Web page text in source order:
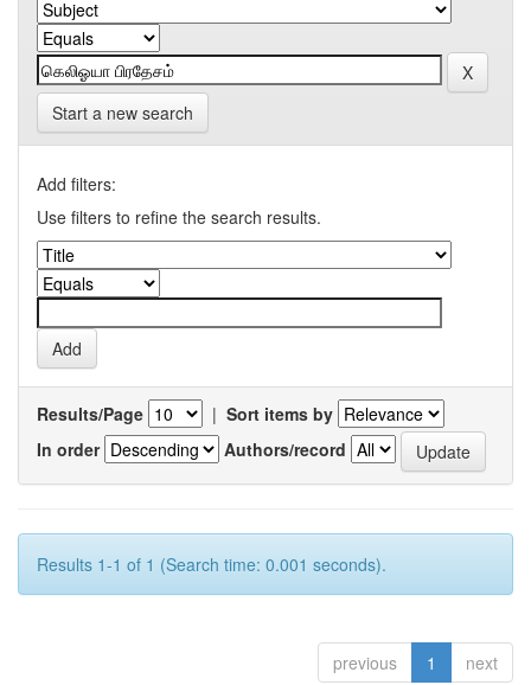
Start a new search
Add filters:
Use filters to refine the search results.
Results/Page | Sort items by
In order
Authors/record
Results 1-1 of 1 (Search time: 0.001 seconds).
previous 1 next